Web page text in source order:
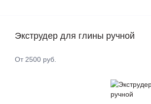
Экструдер для глины ручной
От 2500 руб.